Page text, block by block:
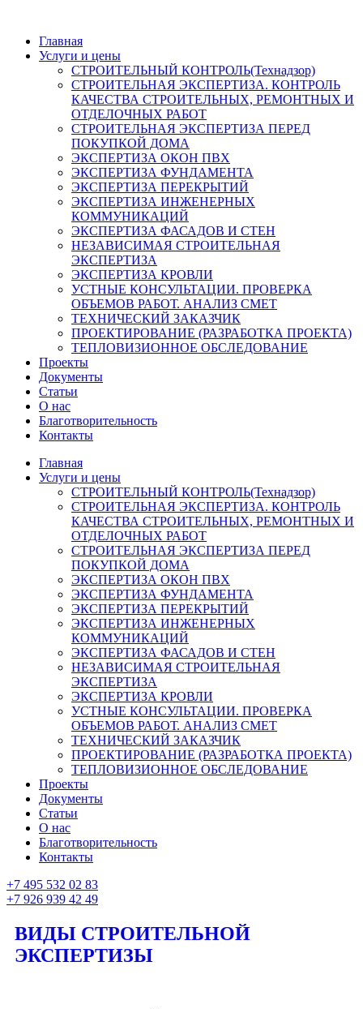
Главная
Услуги и цены
СТРОИТЕЛЬНЫЙ КОНТРОЛЬ(Технадзор)
СТРОИТЕЛЬНАЯ ЭКСПЕРТИЗА. КОНТРОЛЬ
КАЧЕСТВА СТРОИТЕЛЬНЫХ, РЕМОНТНЫХ И
ОТДЕЛОЧНЫХ РАБОТ
СТРОИТЕЛЬНАЯ ЭКСПЕРТИЗА ПЕРЕД
ПОКУПКОЙ ДОМА
ЭКСПЕРТИЗА ОКОН ПВХ
ЭКСПЕРТИЗА ФУНДАМЕНТА
ЭКСПЕРТИЗА ПЕРЕКРЫТИЙ
ЭКСПЕРТИЗА ИНЖЕНЕРНЫХ
КОММУНИКАЦИЙ
ЭКСПЕРТИЗА ФАСАДОВ И СТЕН
НЕЗАВИСИМАЯ СТРОИТЕЛЬНАЯ
ЭКСПЕРТИЗА
ЭКСПЕРТИЗА КРОВЛИ
УСТНЫЕ КОНСУЛЬТАЦИИ. ПРОВЕРКА
ОБЪЕМОВ РАБОТ. АНАЛИЗ СМЕТ
ТЕХНИЧЕСКИЙ ЗАКАЗЧИК
ПРОЕКТИРОВАНИЕ (РАЗРАБОТКА ПРОЕКТА)
ТЕПЛОВИЗИОННОЕ ОБСЛЕДОВАНИЕ
Проекты
Документы
Статьи
О нас
Благотворительность
Контакты
Главная
Услуги и цены
СТРОИТЕЛЬНЫЙ КОНТРОЛЬ(Технадзор)
СТРОИТЕЛЬНАЯ ЭКСПЕРТИЗА. КОНТРОЛЬ
КАЧЕСТВА СТРОИТЕЛЬНЫХ, РЕМОНТНЫХ И
ОТДЕЛОЧНЫХ РАБОТ
СТРОИТЕЛЬНАЯ ЭКСПЕРТИЗА ПЕРЕД
ПОКУПКОЙ ДОМА
ЭКСПЕРТИЗА ОКОН ПВХ
ЭКСПЕРТИЗА ФУНДАМЕНТА
ЭКСПЕРТИЗА ПЕРЕКРЫТИЙ
ЭКСПЕРТИЗА ИНЖЕНЕРНЫХ
КОММУНИКАЦИЙ
ЭКСПЕРТИЗА ФАСАДОВ И СТЕН
НЕЗАВИСИМАЯ СТРОИТЕЛЬНАЯ
ЭКСПЕРТИЗА
ЭКСПЕРТИЗА КРОВЛИ
УСТНЫЕ КОНСУЛЬТАЦИИ. ПРОВЕРКА
ОБЪЕМОВ РАБОТ. АНАЛИЗ СМЕТ
ТЕХНИЧЕСКИЙ ЗАКАЗЧИК
ПРОЕКТИРОВАНИЕ (РАЗРАБОТКА ПРОЕКТА)
ТЕПЛОВИЗИОННОЕ ОБСЛЕДОВАНИЕ
Проекты
Документы
Статьи
О нас
Благотворительность
Контакты
+7 495 532 02 83
+7 926 939 42 49
ВИДЫ СТРОИТЕЛЬНОЙ
ЭКСПЕРТИЗЫ